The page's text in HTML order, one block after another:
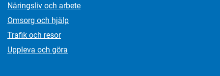
Näringsliv och arbete
Omsorg och hjälp
Trafik och resor
Uppleva och göra